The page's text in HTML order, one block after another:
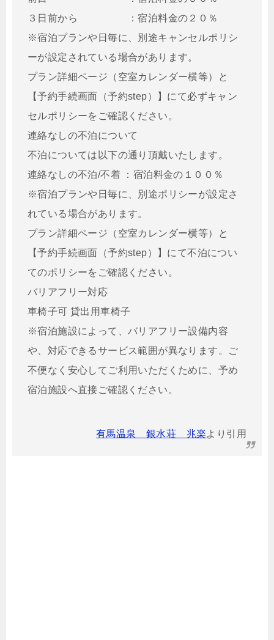
３日前から ：宿泊料金の２０％
※宿泊プランや日毎に、別途キャンセルポリシ
ーが設定されている場合があります。
プラン詳細ページ（空室カレンダー横等）と
【予約手続画面（予約step）】にて必ずキャン
セルポリシーをご確認ください。
連絡なしの不泊について
不泊については以下の通り頂戴いたします。
連絡なしの不泊/不着 ：宿泊料金の１００％
※宿泊プランや日毎に、別途ポリシーが設定さ
れている場合があります。
プラン詳細ページ（空室カレンダー横等）と
【予約手続画面（予約step）】にて不泊につい
てのポリシーをご確認ください。
バリアフリー対応
車椅子可 貸出用車椅子
※宿泊施設によって、バリアフリー設備内容
や、対応できるサービス範囲が異なります。ご
不便なく安心してご利用いただくために、予め
宿泊施設へ直接ご確認ください。
有馬温泉 銀水荘 兆楽より引用